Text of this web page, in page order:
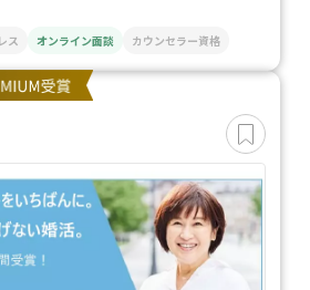
ス オンライン面談 カウンセラー資格